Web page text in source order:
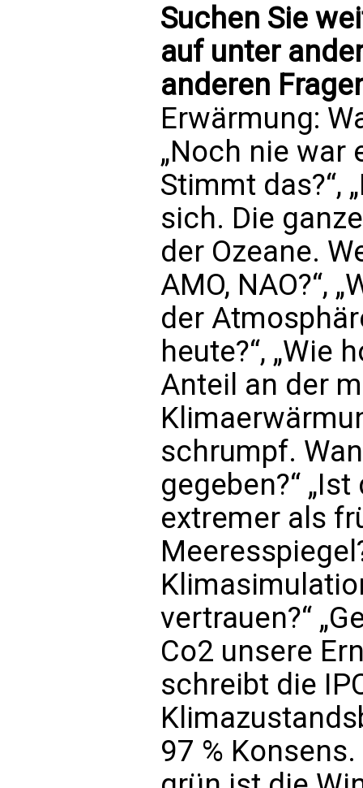
Suchen Sie
auf unter
anderen
Erwärmung:
„Noch nie war
Stimmt das?“,
sich. Die
der Ozeane.
AMO, NAO?“,
der
heute?“, „Wie
Anteil an der
schrumpf.
gegeben?“
extremer als
vertrauen?“
Co2 unsere
schreibt die
97 %